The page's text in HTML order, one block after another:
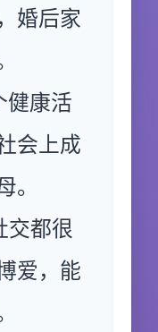
婚后家
健康活
会上成
。
交都很
爱，能